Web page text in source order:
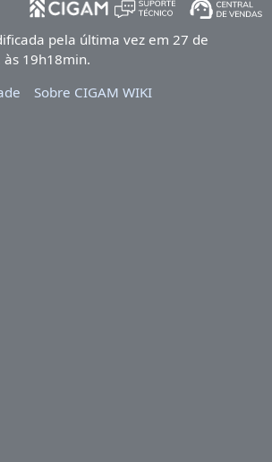
pela última vez em 27 de
19h18min.
Sobre CIGAM WIKI